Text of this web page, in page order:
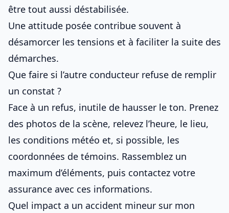
être tout aussi déstabilisée.
Une attitude posée contribue souvent à
désamorcer les tensions et à faciliter la suite des
démarches.
Que faire si l’autre conducteur refuse de remplir
un constat ?
Face à un refus, inutile de hausser le ton. Prenez
des photos de la scène, relevez l’heure, le lieu,
les conditions météo et, si possible, les
coordonnées de témoins. Rassemblez un
maximum d’éléments, puis contactez votre
assurance avec ces informations.
Quel impact a un accident mineur sur mon